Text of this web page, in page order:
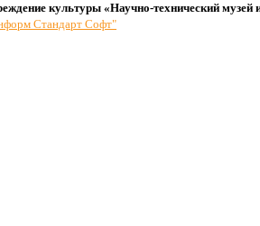
культуры «Научно-технический музей
Стандарт Софт"